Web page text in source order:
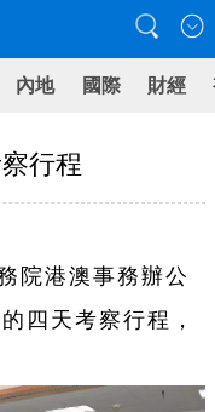
內地 國際 財經
行程
院港澳事務辦公
四天考察行程，